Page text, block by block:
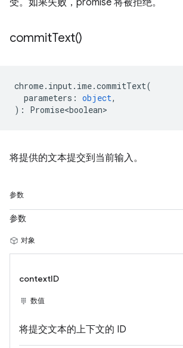
受。如果失败，promise 将被拒绝。
commitText()
chrome. input. ime.commitText(
parameters : object,
) : Promise<boolean>
将提供的文本提交到当前输入。
参数
参数
对象
contextID
数值
将提交文本的上下文的 ID